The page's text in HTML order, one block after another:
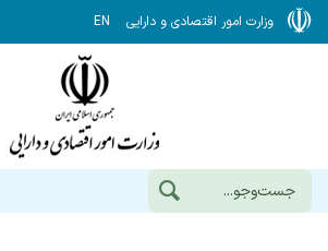
وزارت امور اقتصادی و دارایی EN